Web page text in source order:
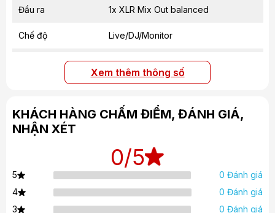
Đầu ra 1x XLR Mix Out balanced
Chế độ Live/DJ/Monitor
External sub
5.0 TWS (audio streaming + remote
Độ trê 0-10 meter
TiltUnit 0°/7.5°
Điểm treo 3x M10
Tay cầm 2x SingleGrip
Xem thêm thông số
KHÁCH HÀNG CHẤM ĐIỂM, ĐÁNH GIÁ,
NHẬN XÉT
0/5
5
0 Đánh giá
4
0 Đánh giá
3
0 Đánh giá